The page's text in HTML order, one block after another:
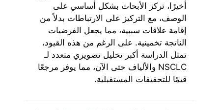
أخيرًا، تركز الأبحاث بشكل أساسي على
الوصف، مع التركيز على الارتباطات بدلاً من
إقامة علاقات سببية، مما يجعل الفرضيات
الناتجة تخمينية. على الرغم من هذه القيود،
تمثل الدراسة أكبر تحليل تصويري متعدد لـ
NSCLC والألياف حتى الآن، مما يوفر مرجعًا
قيمًا للتحقيقات المستقبلية.